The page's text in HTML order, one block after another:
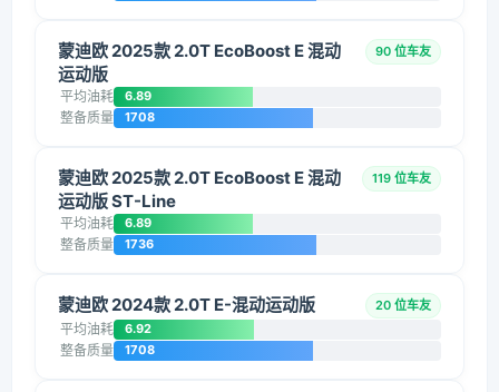
蒙迪欧 2025款 2.0T EcoBoost E 混动
运动版
90 位车友
平均油耗 6.89
整备质量 1708
蒙迪欧 2025款 2.0T EcoBoost E 混动
运动版 ST-Line
119 位车友
平均油耗 6.89
整备质量 1736
蒙迪欧 2024款 2.0T E-混动运动版 20 位车友
平均油耗 6.92
整备质量 1708